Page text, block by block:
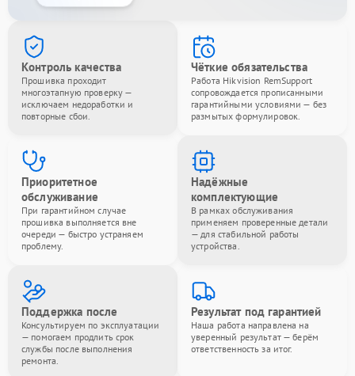
Контроль качества
Прошивка проходит
многоэтапную проверку —
исключаем недоработки и
повторные сбои.
Чёткие обязательства
Работа Hikvision RemSupport
сопровождается прописанными
гарантийными условиями — без
размытых формулировок.
Приоритетное
обслуживание
При гарантийном случае
прошивка выполняется вне
очереди — быстро устраняем
проблему.
Надёжные
комплектующие
В рамках обслуживания
применяем проверенные детали
— для стабильной работы
устройства.
Поддержка после
Консультируем по эксплуатации
— помогаем продлить срок
службы после выполнения
ремонта.
Результат под гарантией
Наша работа направлена на
уверенный результат — берём
ответственность за итог.